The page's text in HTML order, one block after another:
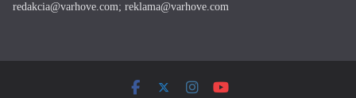
redakcia@varhove.com; reklama@varhove.com